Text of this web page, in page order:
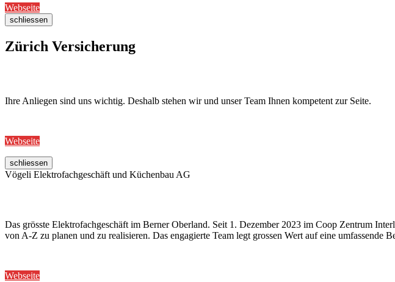
Webseite
schliessen
Zürich Versicherung
Ihre Anliegen sind uns wichtig. Deshalb stehen wir und unser Team Ihnen kompetent zur Seite.
Webseite
schliessen
Vögeli Elektrofachgeschäft und Küchenbau AG
Das grösste Elektrofachgeschäft im Berner Oberland. Seit 1. Dezember 2023 im Coop Zentrum
von A-Z zu planen und zu realisieren. Das engagierte Team legt grossen Wert auf eine umfassende
Webseite